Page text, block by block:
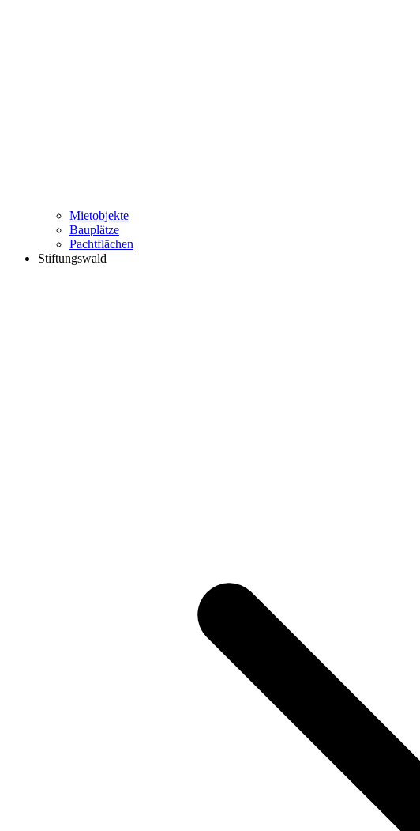
Mietobjekte
Bauplätze
Pachtflächen
Stiftungswald